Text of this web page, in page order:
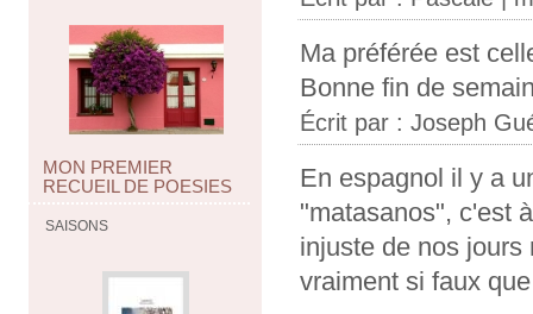
MON PREMIER
RECUEIL DE POESIES
SAISONS
Ma préférée est
Bonne fin de
Écrit par : Joseph
En espagnol il y a
"matasanos", c'est
injuste de nos jours
vraiment si faux